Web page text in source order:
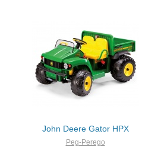
John Deere Gator HPX
Peg-Perego